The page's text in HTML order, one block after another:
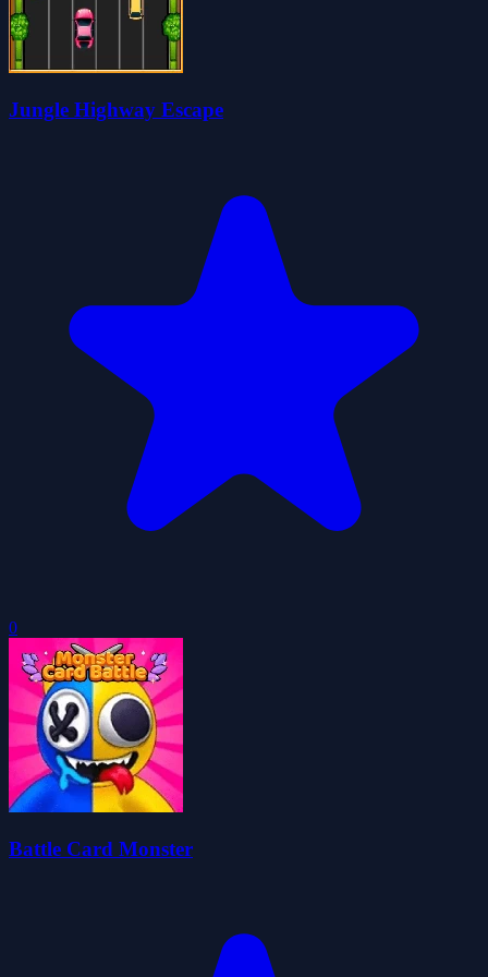
Jungle Highway Escape
0
Battle Card Monster